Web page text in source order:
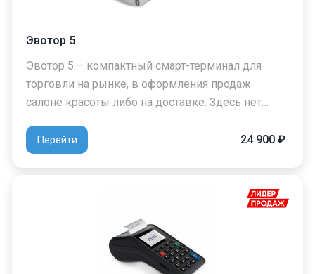
Эвотор 5
Эвотор 5 – компактный смарт-терминал для
торговли на рынке, в оформления продаж
салоне красоты либо на доставке. Здесь нет…
Перейти 24 900 ₽